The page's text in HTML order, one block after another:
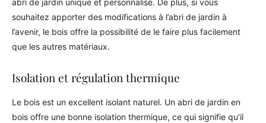
abri de jardin unique et personnalisé. De plus, si vous
souhaitez apporter des modifications à l’abri de jardin à
l’avenir, le bois offre la possibilité de le faire plus facilement
que les autres matériaux.
Isolation et régulation thermique
Le bois est un excellent isolant naturel. Un abri de jardin en
bois offre une bonne isolation thermique, ce qui signifie qu’il